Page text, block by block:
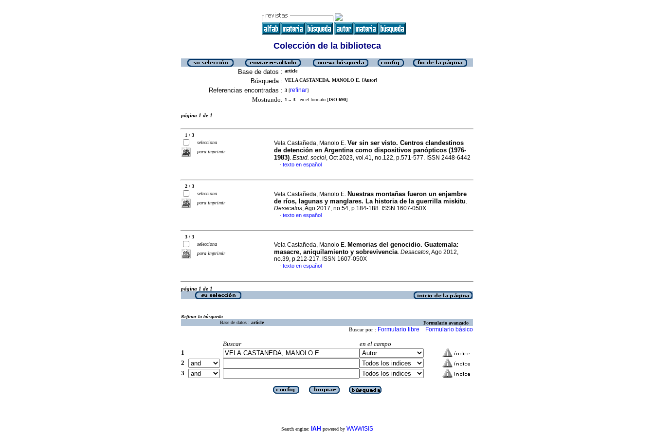
Colección de la biblioteca
Base de datos : article
Búsqueda : VELA CASTANEDA, MANOLO E. [Autor]
Referencias encontradas : 3 [refinar]
Mostrando: 1 .. 3 en el formato [ISO 690]
página 1 de 1
1 / 3
selecciona
para imprimir
Vela Castañeda, Manolo E. Ver sin ser visto. Centros clandestinos
de detención en Argentina como dispositivos panópticos (1976-
1983). Estud. sociol, Oct 2023, vol.41, no.122, p.571-577. ISSN 2448-6442
· texto en español
2 / 3
selecciona
para imprimir
Vela Castañeda, Manolo E. Nuestras montañas fueron un enjambre
de ríos, lagunas y manglares. La historia de la guerrilla miskitu.
Desacatos, Ago 2017, no.54, p.184-188. ISSN 1607-050X
· texto en español
3 / 3
selecciona
para imprimir
Vela Castañeda, Manolo E. Memorias del genocidio. Guatemala:
masacre, aniquilamiento y sobrevivencia. Desacatos, Ago 2012,
no.39, p.212-217. ISSN 1607-050X
· texto en español
página 1 de 1
Refinar la búsqueda
Base de datos : article Formulario avanzado
Buscar por : Formulario libre Formulario básico
Buscar
en el campo
1
2
3
Search engine: iAH powered by WWWISIS